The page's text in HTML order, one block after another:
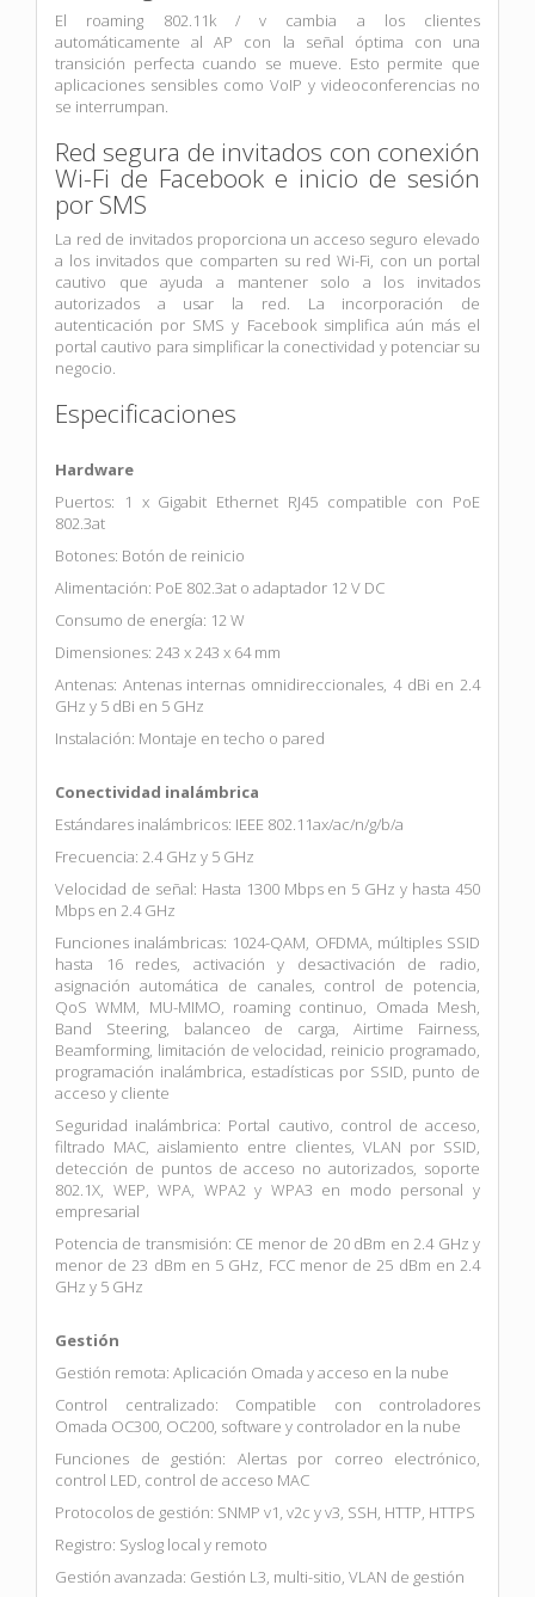
El roaming 802.11k / v cambia a los clientes
automáticamente al AP con la señal óptima con una
transición perfecta cuando se mueve. Esto permite que
aplicaciones sensibles como VoIP y videoconferencias no
se interrumpan.
Red segura de invitados con conexión
Wi-Fi de Facebook e inicio de sesión
por SMS
La red de invitados proporciona un acceso seguro elevado
a los invitados que comparten su red Wi-Fi, con un portal
cautivo que ayuda a mantener solo a los invitados
autorizados a usar la red. La incorporación de
autenticación por SMS y Facebook simplifica aún más el
portal cautivo para simplificar la conectividad y potenciar su
negocio.
Especificaciones
Hardware
Puertos: 1 x Gigabit Ethernet RJ45 compatible con PoE
802.3at
Botones: Botón de reinicio
Alimentación: PoE 802.3at o adaptador 12 V DC
Consumo de energía: 12 W
Dimensiones: 243 x 243 x 64 mm
Antenas: Antenas internas omnidireccionales, 4 dBi en 2.4
GHz y 5 dBi en 5 GHz
Instalación: Montaje en techo o pared
Conectividad inalámbrica
Estándares inalámbricos: IEEE 802.11ax/ac/n/g/b/a
Frecuencia: 2.4 GHz y 5 GHz
Velocidad de señal: Hasta 1300 Mbps en 5 GHz y hasta 450
Mbps en 2.4 GHz
Funciones inalámbricas: 1024-QAM, OFDMA, múltiples SSID
hasta 16 redes, activación y desactivación de radio,
asignación automática de canales, control de potencia,
QoS WMM, MU-MIMO, roaming continuo, Omada Mesh,
Band Steering, balanceo de carga, Airtime Fairness,
Beamforming, limitación de velocidad, reinicio programado,
programación inalámbrica, estadísticas por SSID, punto de
acceso y cliente
Seguridad inalámbrica: Portal cautivo, control de acceso,
filtrado MAC, aislamiento entre clientes, VLAN por SSID,
detección de puntos de acceso no autorizados, soporte
802.1X, WEP, WPA, WPA2 y WPA3 en modo personal y
empresarial
Potencia de transmisión: CE menor de 20 dBm en 2.4 GHz y
menor de 23 dBm en 5 GHz, FCC menor de 25 dBm en 2.4
GHz y 5 GHz
Gestión
Gestión remota: Aplicación Omada y acceso en la nube
Control centralizado: Compatible con controladores
Omada OC300, OC200, software y controlador en la nube
Funciones de gestión: Alertas por correo electrónico,
control LED, control de acceso MAC
Protocolos de gestión: SNMP v1, v2c y v3, SSH, HTTP, HTTPS
Registro: Syslog local y remoto
Gestión avanzada: Gestión L3, multi-sitio, VLAN de gestión